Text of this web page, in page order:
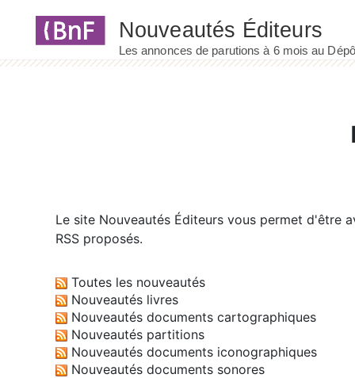
Le site Nouveautés Éditeurs vous permet d'être
RSS proposés.
Toutes les nouveautés
Nouveautés livres
Nouveautés documents cartographiques
Nouveautés partitions
Nouveautés documents iconographiques
Nouveautés documents sonores